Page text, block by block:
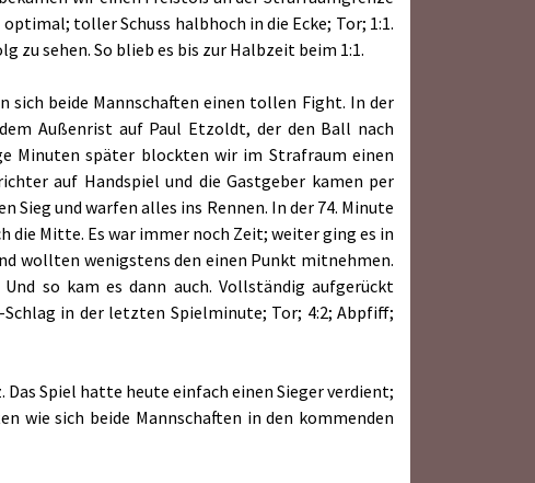
toller Schuss halbhoch in die Ecke; Tor; 1:1.
zu sehen. So blieb es bis zur Halbzeit beim 1:1.
sich beide Mannschaften einen tollen Fight. In der
Außenrist auf Paul Etzoldt, der den Ball nach
Minuten später blockten wir im Strafraum einen
auf Handspiel und die Gastgeber kamen per
Sieg und warfen alles ins Rennen. In der 74. Minute
die Mitte. Es war immer noch Zeit; weiter ging es in
wollten wenigstens den einen Punkt mitnehmen.
so kam es dann auch. Vollständig aufgerückt
in der letzten Spielminute; Tor; 4:2; Abpfiff;
Spiel hatte heute einfach einen Sieger verdient;
wie sich beide Mannschaften in den kommenden